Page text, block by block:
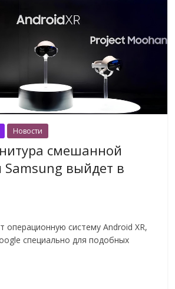
Новости
смешанной
Samsung выйдет в
операционную систему Android XR,
специально для подобных